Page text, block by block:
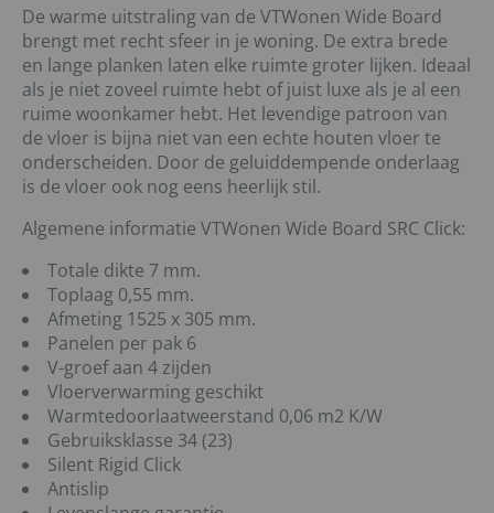
De warme uitstraling van de VTWonen Wide Board
brengt met recht sfeer in je woning. De extra brede
en lange planken laten elke ruimte groter lijken. Ideaal
als je niet zoveel ruimte hebt of juist luxe als je al een
ruime woonkamer hebt. Het levendige patroon van
de vloer is bijna niet van een echte houten vloer te
onderscheiden. Door de geluiddempende onderlaag
is de vloer ook nog eens heerlijk stil.
Algemene informatie VTWonen Wide Board SRC Click:
Totale dikte 7 mm.
Toplaag 0,55 mm.
Afmeting 1525 x 305 mm.
Panelen per pak 6
V-groef aan 4 zijden
Vloerverwarming geschikt
Warmtedoorlaatweerstand 0,06 m2 K/W
Gebruiksklasse 34 (23)
Silent Rigid Click
Antislip